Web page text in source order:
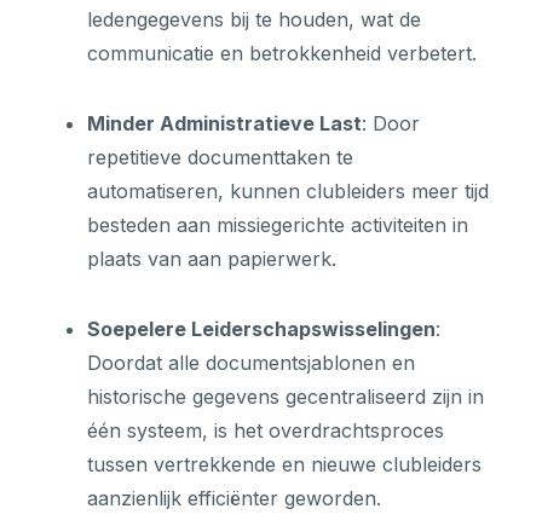
ledengegevens bij te houden, wat de
communicatie en betrokkenheid verbetert.
Minder Administratieve Last: Door
repetitieve documenttaken te
automatiseren, kunnen clubleiders meer tijd
besteden aan missiegerichte activiteiten in
plaats van aan papierwerk.
Soepelere Leiderschapswisselingen:
Doordat alle documentsjablonen en
historische gegevens gecentraliseerd zijn in
één systeem, is het overdrachtsproces
tussen vertrekkende en nieuwe clubleiders
aanzienlijk efficiënter geworden.